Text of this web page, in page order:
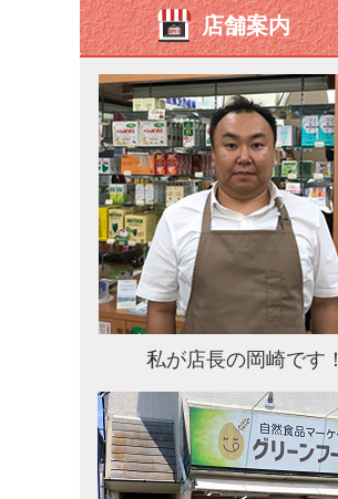
店舗案内
私が店長の岡崎です！